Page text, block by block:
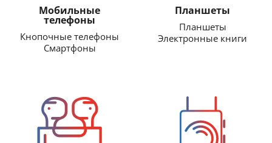
Мобильные
телефоны
Кнопочные телефоны
Смартфоны
Планшеты
Планшеты
Электронные книги